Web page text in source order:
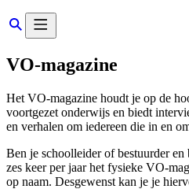
VO-magazine
Het VO-magazine houdt je op de
voortgezet onderwijs en biedt
en verhalen om iedereen die in en
Ben je schoolleider of bestuurder
zes keer per jaar het fysieke VO-
op naam. Desgewenst kan je je